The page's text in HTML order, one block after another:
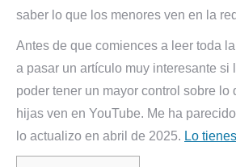
saber lo que los menores ven en la
Antes de que comiences a leer toda
a pasar un artículo muy interesante si
poder tener un mayor control sobre lo
hijas ven en YouTube. Me ha
lo actualizo en abril de 2025. Lo